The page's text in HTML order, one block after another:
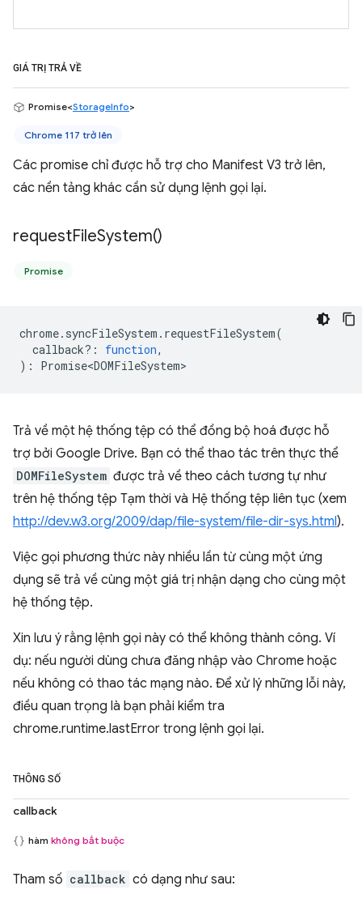
GIÁ TRỊ TRẢ VỀ
Promise<StorageInfo>
Chrome 117 trở lên
Các promise chỉ được hỗ trợ cho Manifest V3 trở lên,
các nền tảng khác cần sử dụng lệnh gọi lại.
requestFileSystem()
Promise
chrome. syncFileSystem . requestFileSystem(
callback? : function,
) : Promise<DOMFileSystem>
Trả về một hệ thống tệp có thể đồng bộ hoá được hỗ
trợ bởi Google Drive. Bạn có thể thao tác trên thực thể
DOMFileSystem được trả về theo cách tương tự như
trên hệ thống tệp Tạm thời và Hệ thống tệp liên tục (xem
http://dev.w3.org/2009/dap/file-system/file-dir-sys.html).
Việc gọi phương thức này nhiều lần từ cùng một ứng
dụng sẽ trả về cùng một giá trị nhận dạng cho cùng một
hệ thống tệp.
Xin lưu ý rằng lệnh gọi này có thể không thành công. Ví
dụ: nếu người dùng chưa đăng nhập vào Chrome hoặc
nếu không có thao tác mạng nào. Để xử lý những lỗi này,
điều quan trọng là bạn phải kiểm tra
chrome.runtime.lastError trong lệnh gọi lại.
THÔNG SỐ
callback
hàm không bắt buộc
Tham số callback có dạng như sau: